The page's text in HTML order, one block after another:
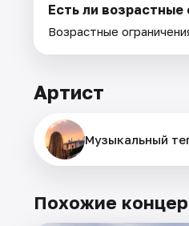
Есть ли возрастные
Возрастные
Артист
Музыкальный
Похожие